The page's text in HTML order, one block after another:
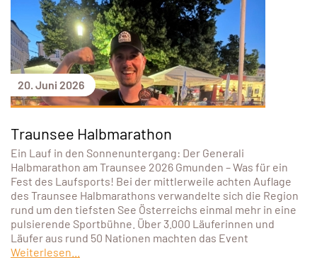
20. Juni 2026
Traunsee Halbmarathon
Ein Lauf in den Sonnenuntergang: Der Generali
Halbmarathon am Traunsee 2026 Gmunden – Was für ein
Fest des Laufsports! Bei der mittlerweile achten Auflage
des Traunsee Halbmarathons verwandelte sich die Region
rund um den tiefsten See Österreichs einmal mehr in eine
pulsierende Sportbühne. Über 3.000 Läuferinnen und
Läufer aus rund 50 Nationen machten das Event
Weiterlesen...